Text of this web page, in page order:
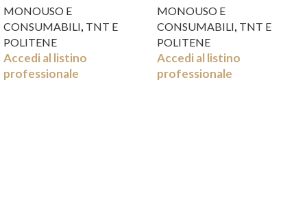
MONOUSO E
CONSUMABILI, TNT E
POLITENE
Accedi al listino
professionale
MONOUSO E
CONSUMABILI, TNT E
POLITENE
Accedi al listino
professionale